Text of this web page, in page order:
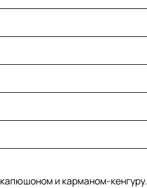
и карманом-кенгуру.